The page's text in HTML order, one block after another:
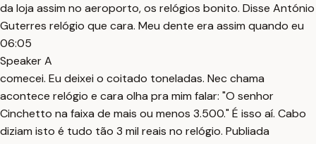
da loja assim no aeroporto, os relógios bonito. Disse António
Guterres relógio que cara. Meu dente era assim quando eu
06:05
Speaker A
comecei. Eu deixei o coitado toneladas. Nec chama
acontece relógio e cara olha pra mim falar: "O senhor
Cinchetto na faixa de mais ou menos 3.500." É isso aí. Cabo
diziam isto é tudo tão 3 mil reais no relógio. Publiada